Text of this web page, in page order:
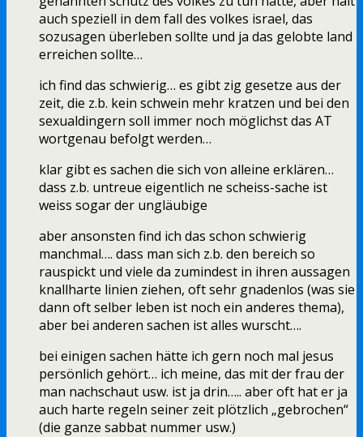
auch speziell in dem fall des volkes israel, das
sozusagen überleben sollte und ja das gelobte land
erreichen sollte…
ich find das schwierig… es gibt zig gesetze aus der
zeit, die z.b. kein schwein mehr kratzen und bei den
sexualdingern soll immer noch möglichst das AT
wortgenau befolgt werden…
klar gibt es sachen die sich von alleine erklären…
dass z.b. untreue eigentlich ne scheiss-sache ist
weiss sogar der ungläubige
aber ansonsten find ich das schon schwierig
manchmal…. dass man sich z.b. den bereich so
rauspickt und viele da zumindest in ihren aussagen
knallharte linien ziehen, oft sehr gnadenlos (was sie
dann oft selber leben ist noch ein anderes thema),
aber bei anderen sachen ist alles wurscht….
bei einigen sachen hätte ich gern noch mal jesus
persönlich gehört… ich meine, das mit der frau der
man nachschaut usw. ist ja drin….. aber oft hat er ja
auch harte regeln seiner zeit plötzlich „gebrochen“
(die ganze sabbat nummer usw.)